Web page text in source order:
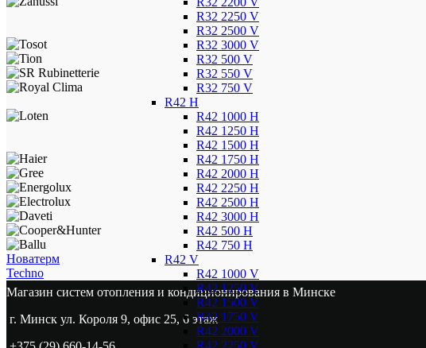
R32 2250 V
R32 2500 V
R32 3000 V
R32 500 V
R32 550 V
R32 750 V
R42 H
R42 1000 H
R42 1250 H
R42 1500 H
R42 1750 H
R42 2000 H
R42 2250 H
R42 2500 H
R42 3000 H
R42 500 H
R42 750 H
R42 V
R42 1000 V
R42 1250 V
R42 1500 V
R42 1750 V
R42 2000 V
R42 2250 V
Новатерм
Techno
Магазин систем отопления и кондиционирования в Минске
г. Минск ул. Короля 9, офис 25, 6 этаж